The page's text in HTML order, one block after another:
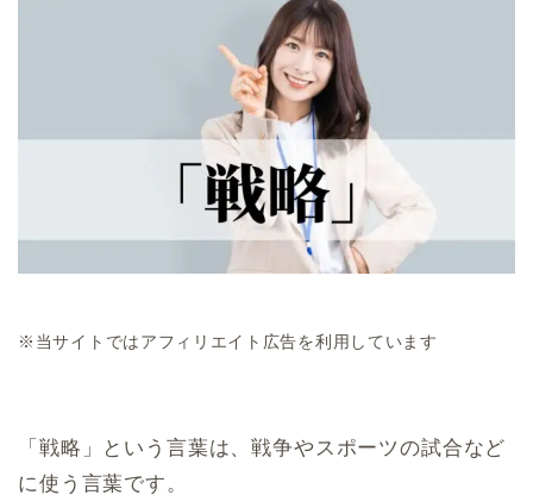
※当サイトではアフィリエイト広告を利用しています
「戦略」という言葉は、戦争やスポーツの試合など
に使う言葉です。